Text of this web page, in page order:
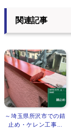
関連記事
～埼玉県所沢市での錆
止め・ケレン工事...